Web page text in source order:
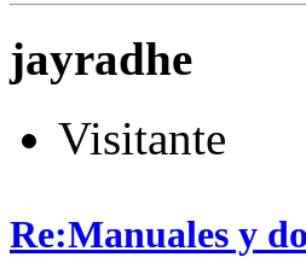
jayradhe
Visitante
Re:Manuales y